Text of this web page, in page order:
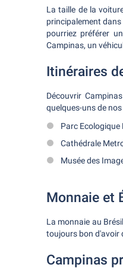
La taille de la
principalement dans
pourriez préférer
Campinas, un
Itinéraires
Découvrir
quelques-uns de
Parc Ecologique
Cathédrale
Musée des
Monnaie et
La monnaie au
toujours bon d'avoir
Campinas